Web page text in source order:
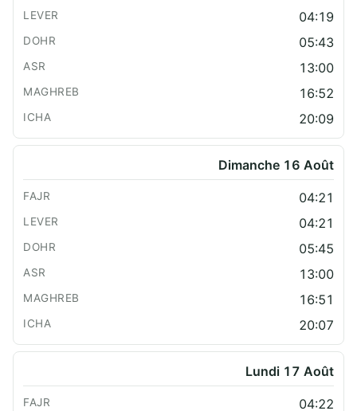
04:19
05:43
13:00
16:52
20:09
Dimanche 16 Août
04:21
04:21
05:45
13:00
16:51
20:07
Lundi 17 Août
04:22